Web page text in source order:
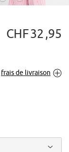
Tapoter pour
CHF32 95
frais de livraison